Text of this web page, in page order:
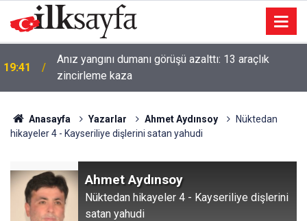
19:41
Anız yangını dumanı görüşü azalttı: 13 araçlık
zincirleme kaza
Anasayfa Yazarlar Ahmet Aydınsoy
Nüktedan
hikayeler 4 - Kayseriliye dişlerini satan yahudi
Ahmet Aydınsoy
Nüktedan hikayeler 4 - Kayseriliye dişlerini
satan yahudi